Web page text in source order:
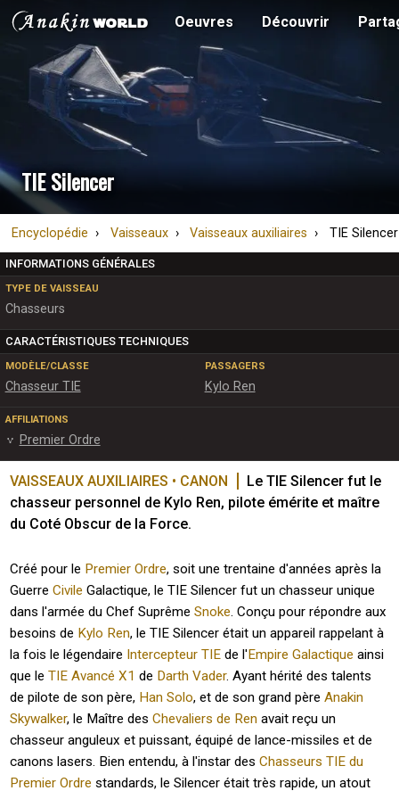
Oeuvres Découvrir
TIE Silencer
Encyclopédie Vaisseaux Vaisseaux auxiliaires TIE Silencer
INFORMATIONS GÉNÉRALES
TYPE DE VAISSEAU
Chasseurs
CARACTÉRISTIQUES TECHNIQUES
MODÈLE/CLASSE
Chasseur TIE
PASSAGERS
Kylo Ren
AFFILIATIONS
Premier Ordre
VAISSEAUX AUXILIAIRES • CANON
Le TIE Silencer fut le
chasseur personnel de Kylo Ren, pilote émérite et maître
du Coté Obscur de la Force.
Créé pour le Premier Ordre, soit une trentaine d'années après la
GuerreCivile Galactique, le TIE Silencer fut un chasseur unique
dans l'armée du Chef SuprêmeSnoke. Conçu pour répondre aux
besoins de Kylo Ren, le TIE Silencer était un appareil rappelant à
la fois le légendaire Intercepteur TIE de l'Empire Galactique ainsi
que leTIE Avancé X1 de Darth Vader. Ayant hérité des talents
de pilote de son père, Han Solo, et de son grand pèreAnakin
Skywalker, le Maître desChevaliers de Ren avait reçu un
chasseur anguleux et puissant, équipé de lance-missiles et de
canons lasers. Bien entendu, à l'instar desChasseurs TIE du
Premier Ordre standards, le Silencer était très rapide, un atout